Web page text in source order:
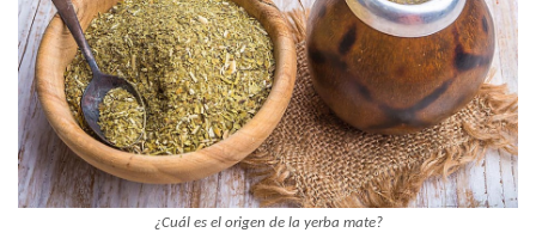
¿Cuál es el origen de la yerba mate?